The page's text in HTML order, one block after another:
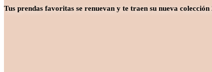
Tus prendas favoritas se renuevan y te traen su nueva